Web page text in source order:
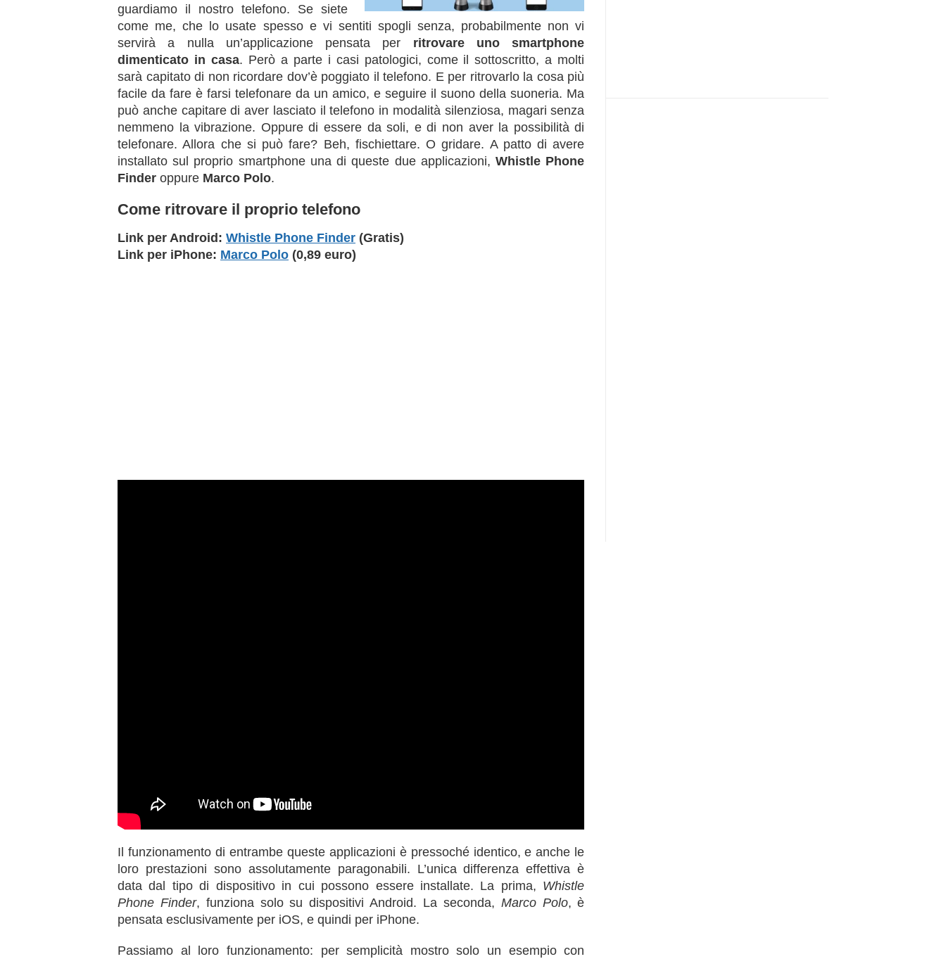
guardiamo il nostro telefono. Se siete
come me, che lo usate spesso e vi sentiti spogli senza, probabilmente non vi
servirà a nulla un’applicazione pensata per ritrovare uno smartphone
dimenticato in casa. Però a parte i casi patologici, come il sottoscritto, a molti
sarà capitato di non ricordare dov’è poggiato il telefono. E per ritrovarlo la cosa più
facile da fare è farsi telefonare da un amico, e seguire il suono della suoneria. Ma
può anche capitare di aver lasciato il telefono in modalità silenziosa, magari senza
nemmeno la vibrazione. Oppure di essere da soli, e di non aver la possibilità di
telefonare. Allora che si può fare? Beh, fischiettare. O gridare. A patto di avere
installato sul proprio smartphone una di queste due applicazioni,Whistle Phone
Finder oppure Marco Polo.
Come ritrovare il proprio telefono
Link per Android: Whistle Phone Finder (Gratis)
Link per iPhone: Marco Polo (0,89 euro)
Il funzionamento di entrambe queste applicazioni è pressoché identico, e anche le
loro prestazioni sono assolutamente paragonabili. L’unica differenza effettiva è
data dal tipo di dispositivo in cui possono essere installate. La prima, Whistle
Phone Finder, funziona solo su dispositivi Android. La seconda, Marco Polo, è
pensata esclusivamente per iOS, e quindi per iPhone.
Passiamo al loro funzionamento: per semplicità mostro solo un esempio con